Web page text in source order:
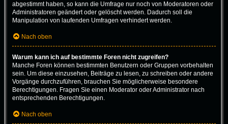
abgestimmt haben, so kann die Umfrage nur noch von Moderatoren oder
Administratoren geändert oder gelöscht werden. Dadurch soll die
Manipulation von laufenden Umfragen verhindert werden.
Nach oben
Warum kann ich auf bestimmte Foren nicht zugreifen?
Manche Foren können bestimmten Benutzern oder Gruppen vorbehalten
sein. Um diese einzusehen, Beiträge zu lesen, zu schreiben oder andere
Vorgänge durchzuführen, brauchen Sie möglicherweise besondere
Berechtigungen. Fragen Sie einen Moderator oder Administrator nach
entsprechenden Berechtigungen.
Nach oben